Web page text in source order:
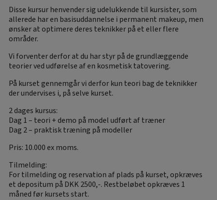
Disse kursur henvender sig udelukkende til kursister, som
allerede har en basisuddannelse i permanent makeup, men
ønsker at optimere deres teknikker på et eller flere
områder.
Vi forventer derfor at du har styr på de grundlæggende
teorier ved udførelse af en kosmetisk tatovering.
På kurset gennemgår vi derfor kun teori bag de teknikker
der undervises i, på selve kurset.
2 dages kursus:
Dag 1 – teori + demo på model udført af træner
Dag 2 – praktisk træning på modeller
Pris: 10.000 ex moms.
Tilmelding:
For tilmelding og reservation af plads på kurset, opkræves
et depositum på DKK 2500,-. Restbeløbet opkræves 1
måned før kursets start.